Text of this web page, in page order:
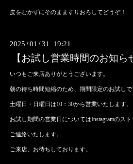
皮をむかずにそのまますりおろしてどうぞ！
2025 /01 /31 19:21
【お試し営業時間のお知ら
いつもご来店ありがとうございます。
朝の待ち時間短縮のため、期間限定のお試し
土曜日・日曜日は10：30から営業いたします。
お試し期間の営業日についてはInstagramのス
ご連絡いたします。
ご来店、お待ちしております。